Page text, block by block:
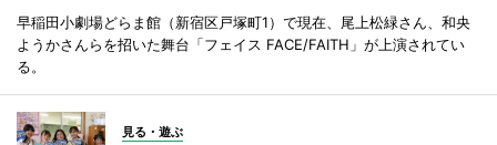
早稲田小劇場どらま館（新宿区戸塚町1）で現在、尾上松緑さん、和央
ようかさんらを招いた舞台「フェイス FACE/FAITH」が上演されてい
る。
見る・遊ぶ